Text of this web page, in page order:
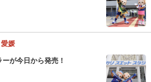
媛
が今日から発売！